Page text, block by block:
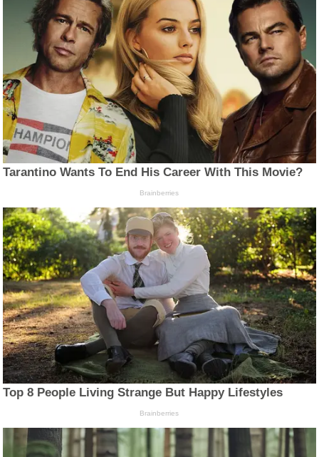
Tarantino Wants To End His Career With This Movie?
Brainberries
Top 8 People Living Strange But Happy Lifestyles
Brainberries